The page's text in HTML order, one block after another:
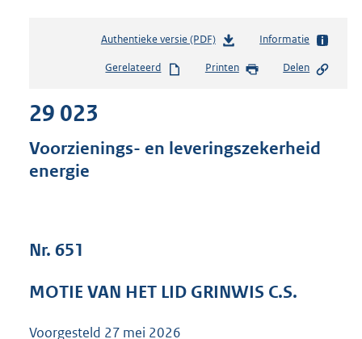
Authentieke versie (PDF)b
s
s
Informatie
Gerelateerd Printen Delen
29 023
Voorzienings- en leveringszekerheid
energie
Nr. 651
MOTIE VAN HET LID GRINWIS C.S.
Voorgesteld 27 mei 2026